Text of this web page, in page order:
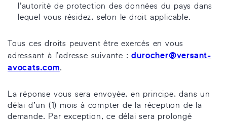
l’autorité de protection des données du pays dans
lequel vous résidez, selon le droit applicable.
Tous ces droits peuvent être exercés en vous
adressant à l’adresse suivante :durocher@versant-
avocats.com.
La réponse vous sera envoyée, en principe, dans un
délai d’un (1) mois à compter de la réception de la
demande. Par exception, ce délai sera prolongé